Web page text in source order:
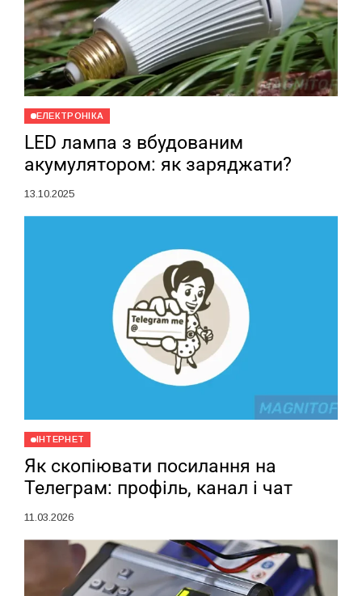
ЕЛЕКТРОНІКА
LED лампа з вбудованим
акумулятором: як заряджати?
13.10.2025
ІНТЕРНЕТ
Як скопіювати посилання на
Телеграм: профіль, канал і чат
11.03.2026